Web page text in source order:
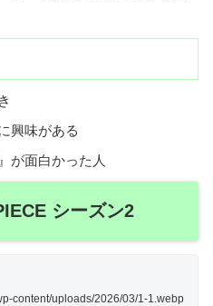
興味がある
が面白かった人
シーズン2
content/uploads/2026/03/1-1.webp